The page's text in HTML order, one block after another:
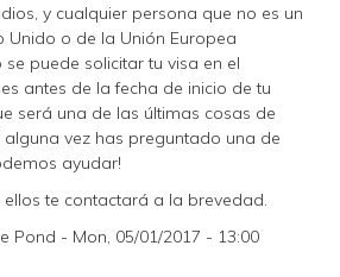
y cualquier persona que no es un
Unido o de la Unión Europea
puede solicitar tu visa en el
antes de la fecha de inicio de tu
será una de las últimas cosas de
alguna vez has preguntado una de
ayudar!
ellos te contactará a la brevedad.
Pond - Mon, 05/01/2017 - 13:00